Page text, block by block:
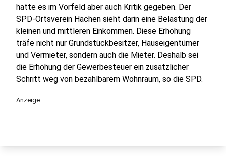
hatte es im Vorfeld aber auch Kritik gegeben. Der
SPD-Ortsverein Hachen sieht darin eine Belastung der
kleinen und mittleren Einkommen. Diese Erhöhung
träfe nicht nur Grundstückbesitzer, Hauseigentümer
und Vermieter, sondern auch die Mieter. Deshalb sei
die Erhöhung der Gewerbesteuer ein zusätzlicher
Schritt weg von bezahlbarem Wohnraum, so die SPD.
Anzeige